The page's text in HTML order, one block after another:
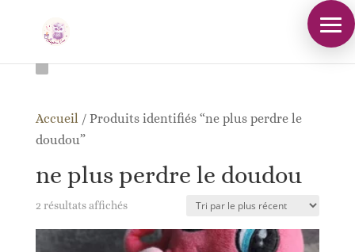
Accueil / Produits identifiés “ne plus perdre le
doudou”
ne plus perdre le doudou
2 résultats affichésTrié
plus